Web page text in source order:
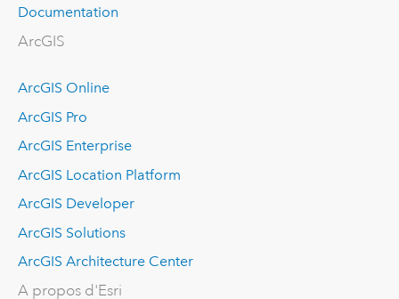
Documentation
ArcGIS
ArcGIS Online
ArcGIS Pro
ArcGIS Enterprise
ArcGIS Location Platform
ArcGIS Developer
ArcGIS Solutions
ArcGIS Architecture Center
A propos d'Esri